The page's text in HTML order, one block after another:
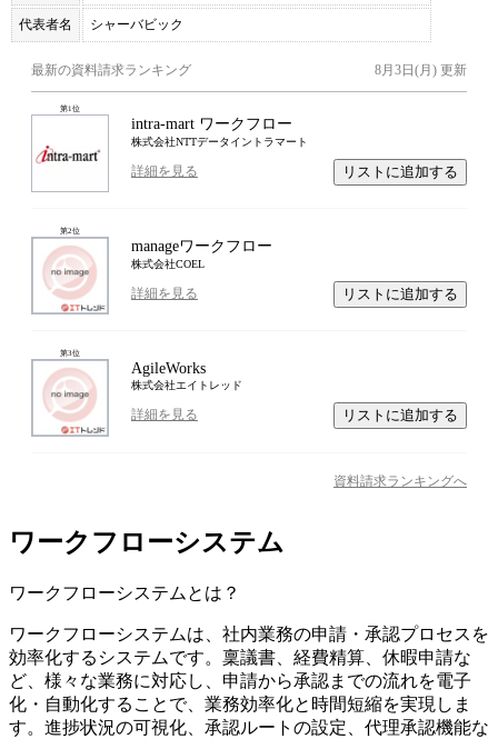
代表者名 シャーバビック
最新の資料請求ランキング 8月3日(月) 更新
第1位
intra-mart ワークフロー
株式会社NTTデータイントラマート
詳細を見る リストに追加する
第2位
manageワークフロー
株式会社COEL
詳細を見る リストに追加する
第3位
AgileWorks
株式会社エイトレッド
詳細を見る リストに追加する
資料請求ランキングへ
ワークフローシステム
ワークフローシステム とは？
ワークフローシステムは、社内業務の申請・承認プロセスを
効率化するシステムです。稟議書、経費精算、休暇申請な
ど、様々な業務に対応し、申請から承認までの流れを電子
化・自動化することで、業務効率化と時間短縮を実現しま
す。進捗状況の可視化、承認ルートの設定、代理承認機能な